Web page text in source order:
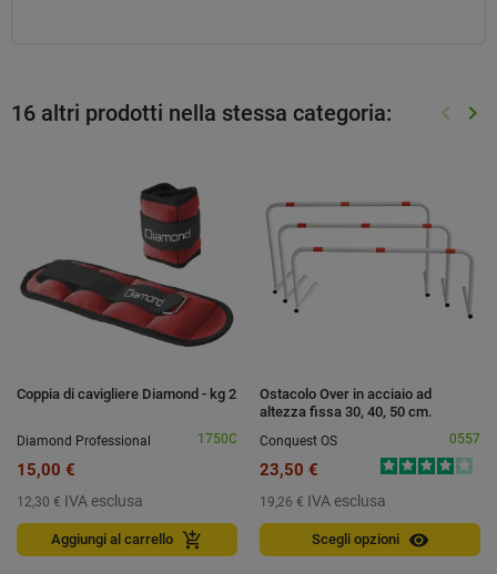
16 altri prodotti nella stessa categoria: keyboard_arrow_left keyboard_arrow_right
Coppia di cavigliere Diamond - kg 2
Diamond Professional 1750C
15,00 €
12,30 € IVA esclusa
Aggiungi al carrello add_shopping_cart
Ostacolo Over in acciaio ad
altezza fissa 30, 40, 50 cm.
Conquest OS
0557
23,50 €
19,26 € IVA esclusa
Scegli opzioni visibility